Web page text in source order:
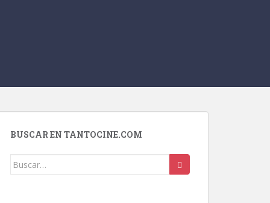
BUSCAR EN TANTOCINE.COM
Buscar: